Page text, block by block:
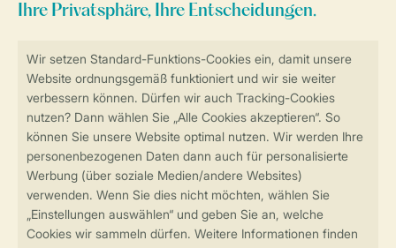
Sicherstellung Deiner Privatsphäre
Sicher und schnell zur Online-Buchung
Sichere Datenübertragung
Sicheres Bezahlen